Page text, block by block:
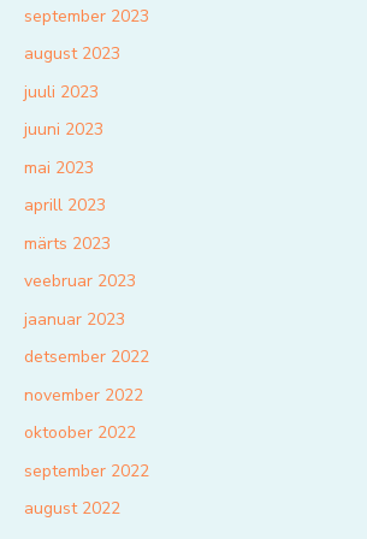
september 2023
august 2023
juuli 2023
juuni 2023
mai 2023
aprill 2023
märts 2023
veebruar 2023
jaanuar 2023
detsember 2022
november 2022
oktoober 2022
september 2022
august 2022